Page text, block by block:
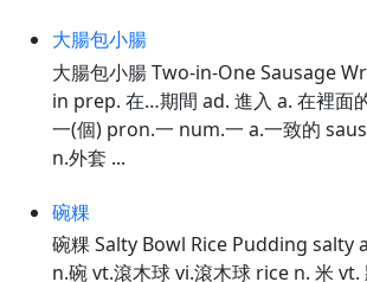
大腸包小腸
大腸包小腸 Two-in-One Sausage
in prep. 在…期間 ad. 進入 a. 在裡面
一(個) pron.一 num.一 a.一致的
n.外套 ...
碗粿
碗粿 Salty Bowl Rice Pudding salty
n.碗 vt.滾木球 vi.滾木球 rice n. 米